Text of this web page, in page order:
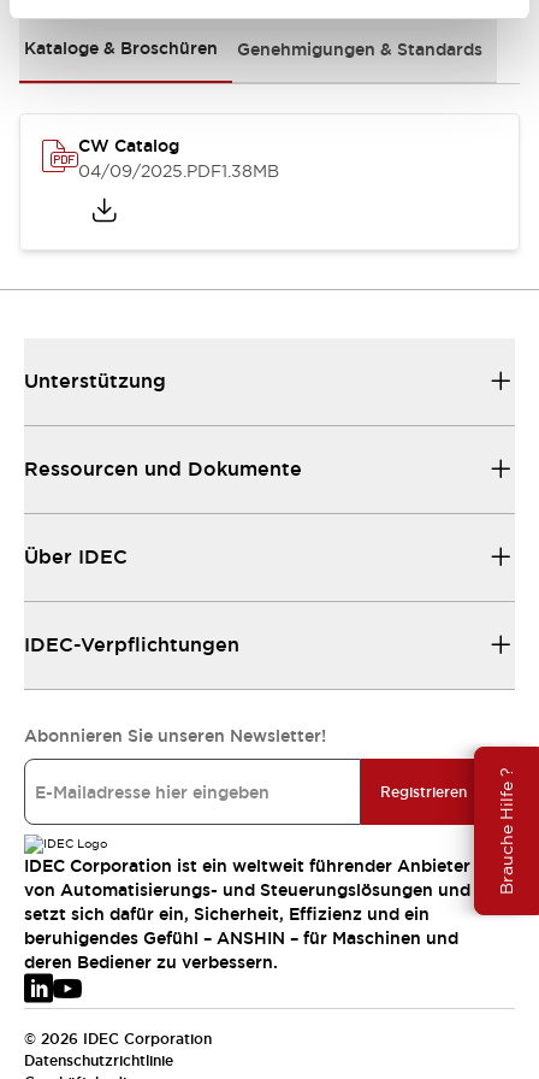
Brauche Hilfe ?
Kataloge & Broschüren Genehmigungen & Standards
CW Catalog
04/09/2025.PDF1.38MB
Unterstützung
Ressourcen und Dokumente
Über IDEC
IDEC-Verpflichtungen
Abonnieren Sie unseren Newsletter!
Registrieren
IDEC Corporation ist ein weltweit führender Anbieter
von Automatisierungs- und Steuerungslösungen und
setzt sich dafür ein, Sicherheit, Effizienz und ein
beruhigendes Gefühl – ANSHIN – für Maschinen und
deren Bediener zu verbessern.
© 2026 IDEC Corporation
Datenschutzrichtlinie